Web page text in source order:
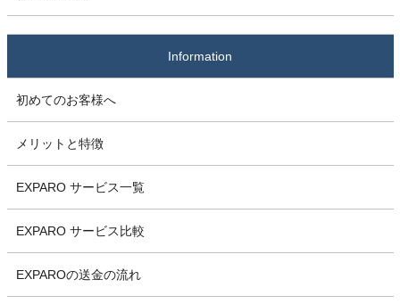
Information
初めてのお客様へ
メリットと特徴
EXPARO サービス一覧
EXPARO サービス比較
EXPAROの送金の流れ